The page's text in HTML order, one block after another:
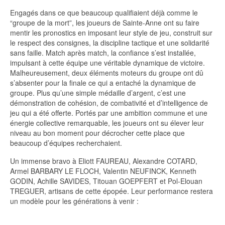
Engagés dans ce que beaucoup qualifiaient déjà comme le
“groupe de la mort”, les joueurs de Sainte-Anne ont su faire
mentir les pronostics en imposant leur style de jeu, construit sur
le respect des consignes, la discipline tactique et une solidarité
sans faille. Match après match, la confiance s’est installée,
impulsant à cette équipe une véritable dynamique de victoire.
Malheureusement, deux éléments moteurs du groupe ont dû
s’absenter pour la finale ce qui a entaché la dynamique de
groupe. Plus qu’une simple médaille d’argent, c’est une
démonstration de cohésion, de combativité et d’intelligence de
jeu qui a été offerte. Portés par une ambition commune et une
énergie collective remarquable, les joueurs ont su élever leur
niveau au bon moment pour décrocher cette place que
beaucoup d’équipes recherchaient.
Un immense bravo à Eliott FAUREAU, Alexandre COTARD,
Armel BARBARY LE FLOCH, Valentin NEUFINCK, Kenneth
GODIN, Achille SAVIDES, Titouan GOEPFERT et Pol-Elouan
TREGUER, artisans de cette épopée. Leur performance restera
un modèle pour les générations à venir :